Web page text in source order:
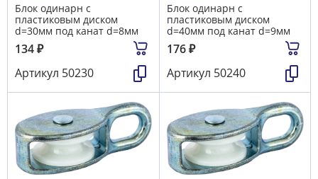
Блок одинарн с
пластиковым диском
d=30мм под канат d=8мм
134₽
Артикул 50230
Блок одинарн с
пластиковым диском
d=40мм под канат d=9мм
176₽
Артикул 50240